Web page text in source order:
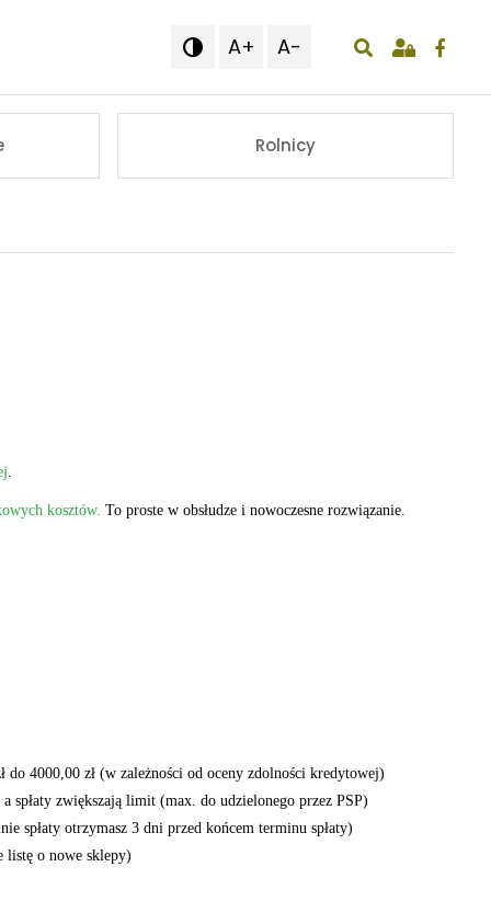
 A+ A-
Rolnicy
.
kosztów. To proste w obsłudze i nowoczesne rozwiązanie.
4000,00 zł (w zależności od oceny zdolności kredytowej)
spłaty zwiększają limit (max. do udzielonego przez PSP)
spłaty otrzymasz 3 dni przed końcem terminu spłaty)
listę o nowe sklepy)